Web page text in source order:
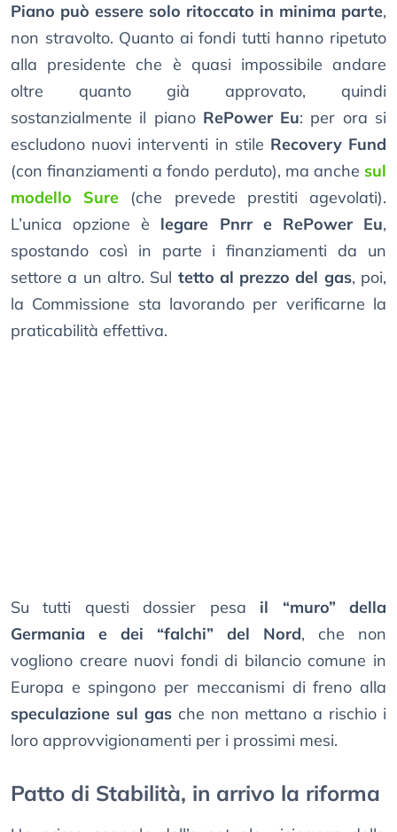
Piano può essere solo ritoccato in minima parte,
non stravolto. Quanto ai fondi tutti hanno ripetuto
alla presidente che è quasi impossibile andare
oltre quanto già approvato, quindi
sostanzialmente il piano RePower Eu: per ora si
escludono nuovi interventi in stile Recovery Fund
(con finanziamenti a fondo perduto), ma anche sul
modello Sure (che prevede prestiti agevolati).
L’unica opzione è legare Pnrr e RePower Eu,
spostando così in parte i finanziamenti da un
settore a un altro. Sul tetto al prezzo del gas, poi,
la Commissione sta lavorando per verificarne la
praticabilità effettiva.
Su tutti questi dossier pesa il “muro” della
Germania e dei “falchi” del Nord, che non
vogliono creare nuovi fondi di bilancio comune in
Europa e spingono per meccanismi di freno alla
speculazione sul gasche non mettano a rischio i
loro approvvigionamenti per i prossimi mesi.
Patto di Stabilità, in arrivo la riforma